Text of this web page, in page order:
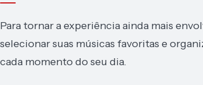
Para tornar a experiência ainda mais
selecionar suas músicas favoritas e
cada momento do seu dia.